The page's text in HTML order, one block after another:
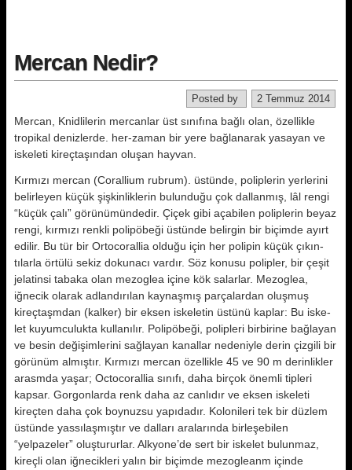
Mercan Nedir?
2 Temmuz 2014
Posted by
Mercan, Knidlilerin mercanlar üst sınıfına bağlı olan, özellikle
tropikal denizler­de. her-zaman bir yere bağlanarak ya­sayan ve
iskeleti kireçtaşından oluşan hayvan.
Kırmızı mercan (Corallium rubrum). üstünde, poliplerin yerlerini
belirle­yen küçük şişkinliklerin bulunduğu çok dallanmış, lâl rengi
“küçük çalı” görünümündedir. Çiçek gibi açabilen poliplerin beyaz
rengi, kırmızı renkli polipöbeği üstünde belirgin bir biçim­de ayırt
edilir. Bu tür bir Ortocorallia olduğu için her polipin küçük çıkın­
tılarla örtülü sekiz dokunacı vardır. Söz konusu polipler, bir çeşit
jelatinsi tabaka olan mezoglea içine kök sa­larlar. Mezoglea,
iğnecik olarak ad­landırılan kaynaşmış parçalardan oluşmuş
kireçtaşmdan (kalker) bir ek­sen iskeletin üstünü kaplar: Bu iske­
let kuyumculukta kullanılır. Polipöbe­ği, polipleri birbirine bağlayan
ve be­sin değişimlerini sağlayan kanallar nedeniyle derin çizgili bir
görünüm al­mıştır. Kırmızı mercan özellikle 45 ve 90 m derinlikler
arasmda yaşar; Octocorallia sınıfı, daha birçok önemli tipleri
kapsar. Gorgonlarda renk da­ha az canlıdır ve eksen iskeleti
kireç­ten daha çok boynuzsu yapıdadır. Ko­lonileri tek bir düzlem
üstünde yassı­laşmıştır ve dalları aralarında birleşebilen
“yelpazeler” oluştururlar. Alkyone’de sert bir iskelet bulunmaz,
kireçli olan iğnecikleri yalın bir biçim­de mezogleanm içinde